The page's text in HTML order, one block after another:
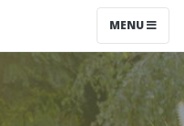
MENU